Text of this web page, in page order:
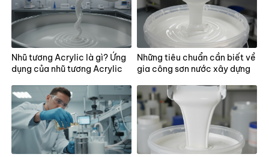
Nhũ tương Acrylic là gì? Ứng
dụng của nhũ tương Acrylic
Những tiêu chuẩn cần biết về
gia công sơn nước xây dựng